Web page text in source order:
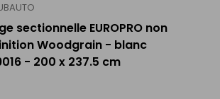
sectionnelle EUROPRO non
Woodgrain - blanc
- 200 x 237.5 cm